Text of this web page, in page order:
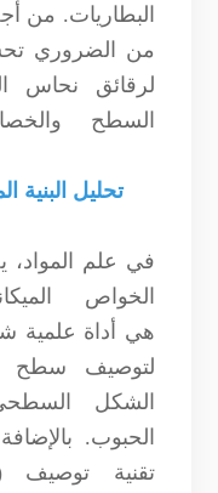
البطاريات. من
من الضروري
لرقائق نحاس
السطح
تحليل البنية
في علم المواد،
الخواص
لتوصيف سطح
الشكل
الحبوب.